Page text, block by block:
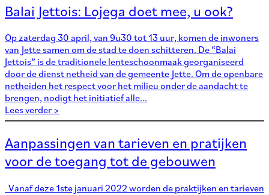
Balai Jettois: Lojega doet mee, u ook?
Op zaterdag 30 april, van 9u30 tot 13 uur, komen de inwoners
van Jette samen om de stad te doen schitteren. De “Balai
Jettois” is de traditionele lenteschoonmaak georganiseerd
door de dienst netheid van de gemeente Jette. Om de openbare
netheiden het respect voor het milieu onder de aandacht te
brengen, nodigt het initiatief alle...
Lees verder >
Aanpassingen van tarieven en pratijken
voor de toegang tot de gebouwen
Vanaf deze 1ste januari 2022 worden de praktijken en tarieven